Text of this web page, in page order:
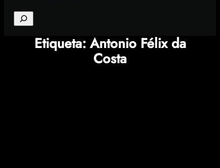
Search
Etiqueta: Antonio Félix da
Costa